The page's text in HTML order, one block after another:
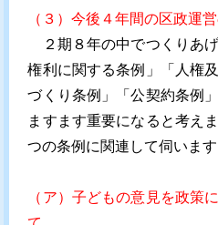
（３）今後４年間の区政運
２期８年の中でつくりあ
権利に関する条例」「人権
づくり条例」「公契約条例
ますます重要になると考え
つの条例に関連して伺います
（ア）子どもの意見を政策